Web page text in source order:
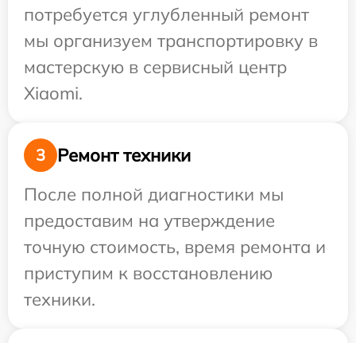
потребуется углубленный ремонт
мы организуем транспортировку в
мастерскую в сервисный центр
Xiaomi.
3
Ремонт техники
После полной диагностики мы
предоставим на утверждение
точную стоимость, время ремонта и
приступим к восстановлению
техники.